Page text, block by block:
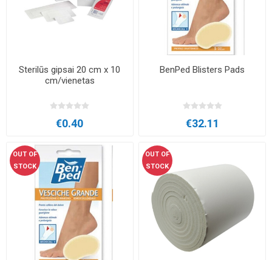
Sterilūs gipsai 20 cm x 10
cm/vienetas
€0.40
BenPed Blisters Pads
€32.11
OUT OF
STOCK
OUT OF
STOCK